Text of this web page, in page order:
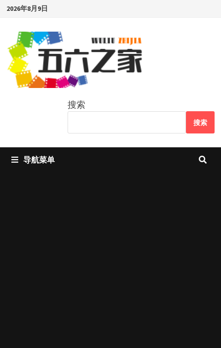
Skip
content
2026年8月9日
搜索
搜索
导航菜单